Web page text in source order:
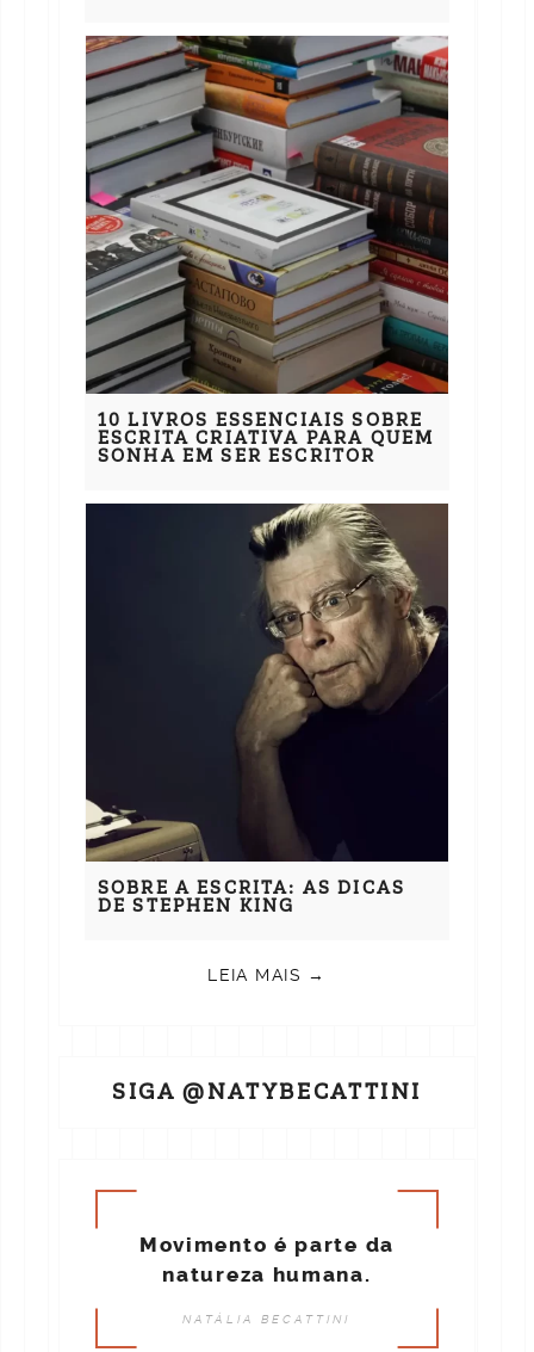
10 LIVROS ESSENCIAIS SOBRE
ESCRITA CRIATIVA PARA QUEM
SONHA EM SER ESCRITOR
SOBRE A ESCRITA: AS DICAS
DE STEPHEN KING
LEIA MAIS →
SIGA @NATYBECATTINI
Movimento é parte da
natureza humana.
NATÁLIA BECATTINI